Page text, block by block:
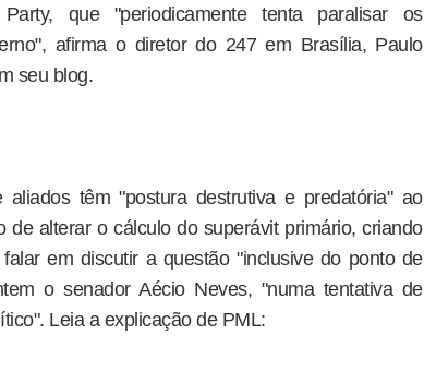
que "periodicamente tenta paralisar os
afirma o diretor do 247 em Brasília, Paulo
seu blog.
têm "postura destrutiva e predatória" ao
de alterar o cálculo do superávit primário, criando
em discutir a questão "inclusive do ponto de
o senador Aécio Neves, "numa tentativa de
Leia a explicação de PML: